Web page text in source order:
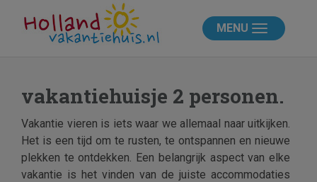
MENU
vakantiehuisje 2 personen.
Vakantie vieren is iets waar we allemaal naar uitkijken.
Het is een tijd om te rusten, te ontspannen en nieuwe
plekken te ontdekken. Een belangrijk aspect van elke
vakantie is het vinden van de juiste accommodaties